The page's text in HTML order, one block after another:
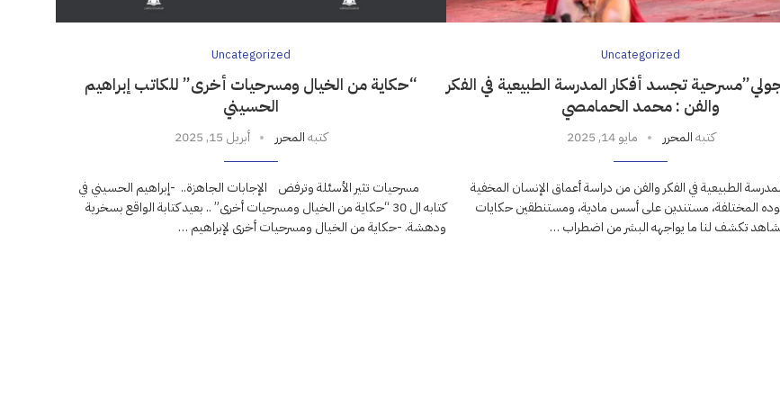
Uncategorized
تجسد أفكار المدرسة الطبيعية في الفكر
والفن : محمد الحمامصي
كتبهالمحرر مايو 14, 2025
الطبيعية في الفكر والفن من دراسة أعماق الإنسان المخفية
المختلفة، مستندين على أسس مادية، ومستنطقين حكايات
تكشف لنا ما يواجهه البشر من اضطراب …
Uncategorized
“حكاية من الخيال ومسرحيات أخرى” للكاتب إبراهيم
الحسيني
كتبهالمحرر أبريل 15, 2025
مسرحيات تثير الأسئلة وترفض الإجابات الجاهزة.. -إبراهيم الحسيني في
كتابه ال 30 “حكاية من الخيال ومسرحيات أخرى” .. بعيد كتابة الواقع بسخرية
ودهشة. -حكاية من الخيال ومسرحيات أخرى لإبراهيم …